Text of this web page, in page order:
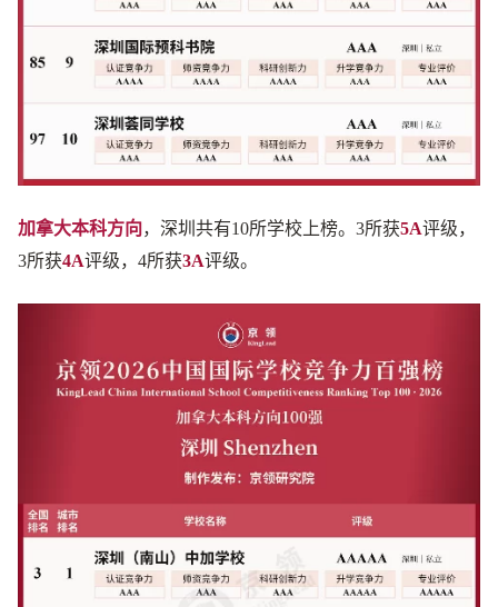
加拿大本科方向，深圳共有10所学校上榜。3所获5A评级，
3所获4A评级，4所获3A评级。